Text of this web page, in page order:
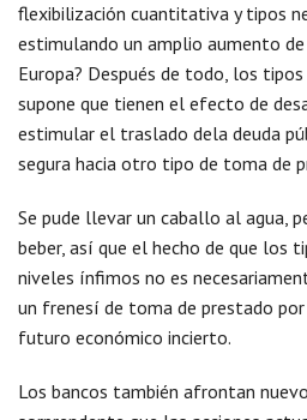
flexibilización cuantitativa y tipos
estimulando un amplio aumento
Europa? Después de todo, los
supone que tienen el efecto de
estimular el traslado dela deuda
segura hacia otro tipo de toma de
Se pude llevar un caballo al agua,
beber, así que el hecho de que los
niveles ínfimos no es
un frenesí de toma de prestado
futuro económico incierto.
Los bancos también afrontan